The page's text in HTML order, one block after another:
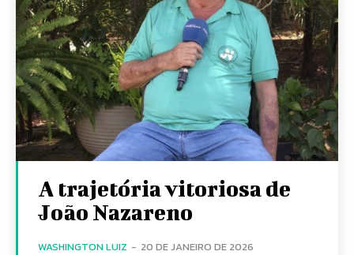
A trajetória vitoriosa de
João Nazareno
WASHINGTON LUIZ - 20 DE JANEIRO DE 2026